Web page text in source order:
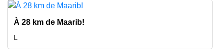
À 28 km de Maarib!
L